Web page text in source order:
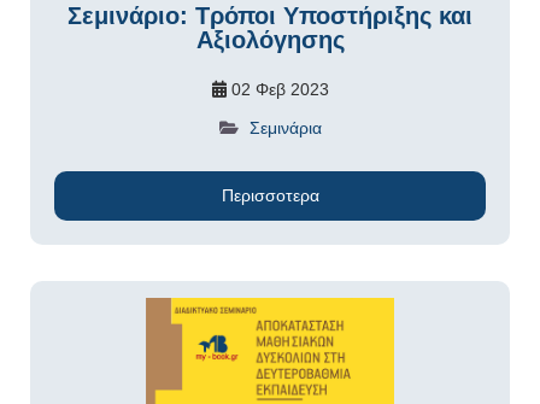
Σεμινάριο: Τρόποι Υποστήριξης και
Αξιολόγησης
02 Φεβ 2023
Σεμινάρια
Περισσοτερα